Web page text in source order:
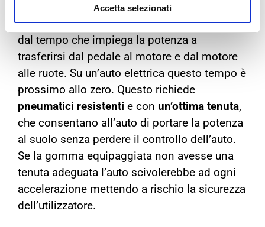
Accetta selezionati
elettrico è nettamente superiore rispetto a
quella di un motore termico. Ciò è causato
dal tempo che impiega la potenza a
trasferirsi dal pedale al motore e dal motore
alle ruote. Su un’auto elettrica questo tempo è
prossimo allo zero. Questo richiede
pneumatici resistenti e con un’ottima tenuta,
che consentano all’auto di portare la potenza
al suolo senza perdere il controllo dell’auto.
Se la gomma equipaggiata non avesse una
tenuta adeguata l’auto scivolerebbe ad ogni
accelerazione mettendo a rischio la sicurezza
dell’utilizzatore.